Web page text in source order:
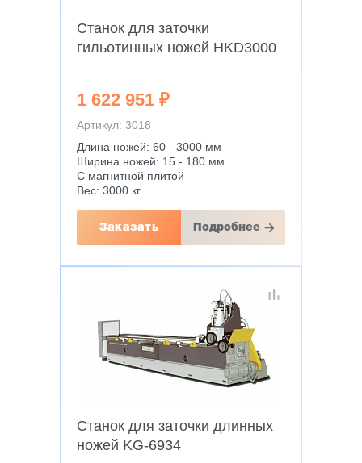
Станок для заточки
гильотинных ножей HKD3000
1 622 951 ₽
Артикул: 3018
Длина ножей: 60 - 3000 мм
Ширина ножей: 15 - 180 мм
С магнитной плитой
Вес: 3000 кг
Заказать Подробнее
Станок для заточки длинных
ножей KG-6934